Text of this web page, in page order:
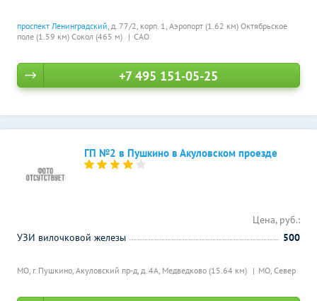
проспект Ленинградский, д. 77/2, корп. 1, Аэропорт (1.62 км) Октябрьское
поле (1.59 км) Сокол (465 м) САО
+7 495 151-05-25
ГП №2 в Пушкино в Акуловском проезде
МО, г. Пушкино, Акуловский пр-д, д. 4А, Медведково (15.64 км) МО, Север
Цена, руб.:
УЗИ вилочковой железы
500